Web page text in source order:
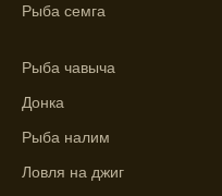
рыба.
Находите
клева.
Рыба семга
Рыба чавыча
Донка
Рыба налим
Ловля на джиг